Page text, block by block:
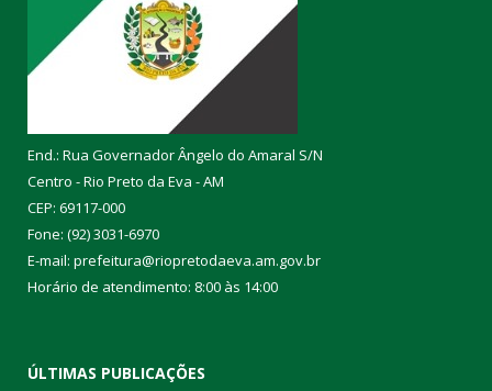
End.: Rua Governador Ângelo do Amaral S/N
Centro - Rio Preto da Eva - AM
CEP: 69117-000
Fone: (92) 3031-6970
E-mail: prefeitura@riopretodaeva.am.gov.br
Horário de atendimento: 8:00 às 14:00
ÚLTIMAS PUBLICAÇÕES